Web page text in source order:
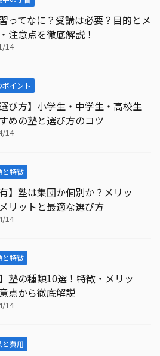
ってなに？受講は必要？目的とメ
注意点を徹底解説！
14
イント
選び方】小学生・中学生・高校生
めの塾と選び方のコツ
14
と特徴
有】塾は集団か個別か？メリッ
リットと最適な選び方
14
と特徴
】塾の種類10選！特徴・メリッ
点から徹底解説
14
と費用